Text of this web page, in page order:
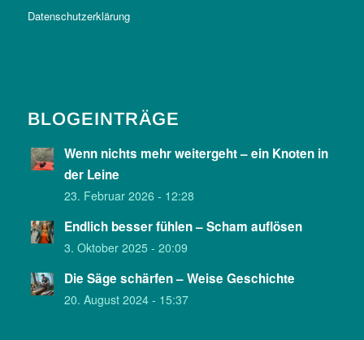
Datenschutzerklärung
BLOGEINTRÄGE
Wenn nichts mehr weitergeht – ein Knoten in
der Leine
23. Februar 2026 - 12:28
Endlich besser fühlen – Scham auflösen
3. Oktober 2025 - 20:09
Die Säge schärfen – Weise Geschichte
20. August 2024 - 15:37